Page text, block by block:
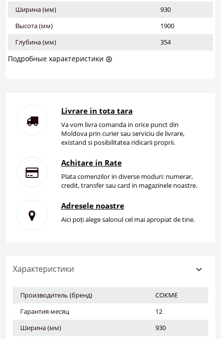
Ширина (мм)
930
Высота (мм)
1900
Глубина (мм)
354
Подробные характеристики
Livrare in tota tara
Va vom livra comanda in orice punct din
Moldova prin curier sau serviciu de livrare,
existand si posibilitatea ridicarii proprii.
Achitare in Rate
Plata comenzilor in diverse moduri: numerar,
credit, transfer sau card in magazinele noastre.
Adresele noastre
Aici poți alege salonul cel mai apropiat de tine.
Характеристики
Производитель (бренд)
СОКМЕ
Гарантия месяц
12
Ширина (мм)
930